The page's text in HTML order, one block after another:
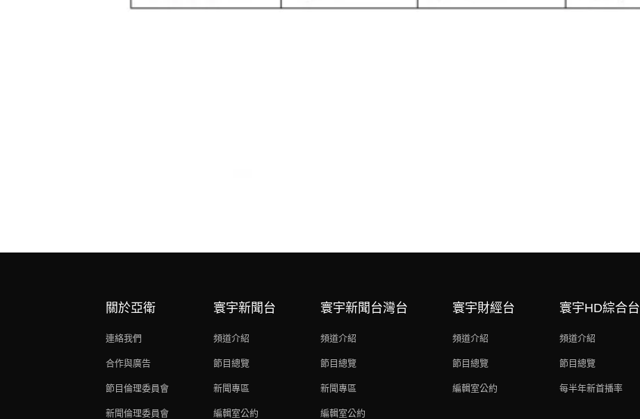
關於亞衛
連絡我們
合作與廣告
節目倫理委員會
新聞倫理委員會
寰宇新聞台
頻道介紹
節目總覽
新聞專區
編輯室公約
寰宇新聞台灣台
頻道介紹
節目總覽
新聞專區
編輯室公約
寰宇財經台
頻道介紹
節目總覽
編輯室公約
寰宇HD綜合台
頻道介紹
節目總覽
每半年新首播率